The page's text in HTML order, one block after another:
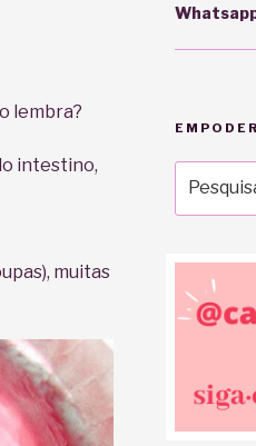
lembra?
intestino,
muitas
por: